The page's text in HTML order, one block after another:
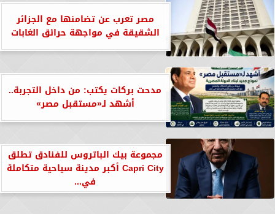
مصر تعرب عن تضامنها مع الجزائر
الشقيقة في مواجهة حرائق الغابات
مدحت بركات يكتب: من داخل التجربة..
أشهد لـ«مستقبل مصر»
مجموعة بيك الباتروس للفنادق تطلق
Capri City أكبر مدينة سياحية متكاملة
في...